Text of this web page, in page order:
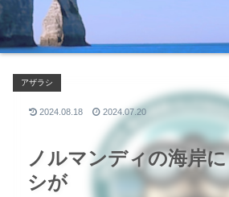
ノルマンディの海岸
シが
アザラシ
2024.08.18 2024.07.20